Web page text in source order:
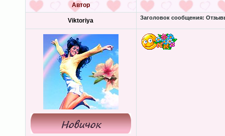
Автор
Viktoriya Заголовок сообщения: